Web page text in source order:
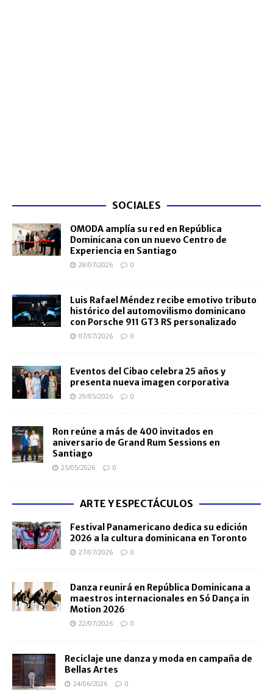
SOCIALES
OMODA amplía su red en República
Dominicana con un nuevo Centro de
Experiencia en Santiago
28/07/2026 0
Luis Rafael Méndez recibe emotivo tributo
histórico del automovilismo dominicano
con Porsche 911 GT3 RS personalizado
07/07/2026 0
Eventos del Cibao celebra 25 años y
presenta nueva imagen corporativa
29/05/2026 0
Ron reúne a más de 400 invitados en
aniversario de Grand Rum Sessions en
Santiago
25/05/2026 0
ARTE Y ESPECTÁCULOS
Festival Panamericano dedica su edición
2026 a la cultura dominicana en Toronto
27/07/2026 0
Danza reunirá en República Dominicana a
maestros internacionales en Só Dança in
Motion 2026
22/07/2026 0
Reciclaje une danza y moda en campaña de
Bellas Artes
24/06/2026 0